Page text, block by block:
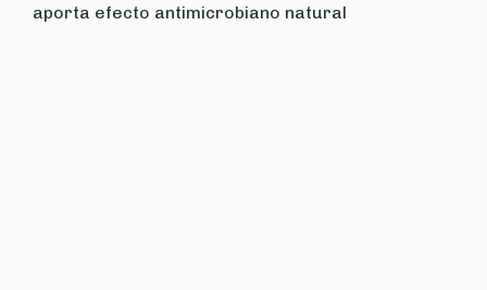
aporta efecto antimicrobiano natural